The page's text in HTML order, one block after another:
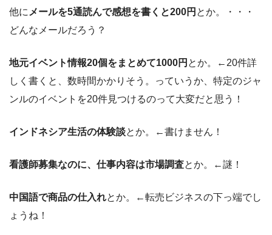
他に メールを5通読んで感想を書くと200円 とか。・・・
どんなメールだろう？
地元イベント情報20個をまとめて1000円 とか。←20件詳
しく書くと、数時間かかりそう。っていうか、特定のジャ
ンルのイベントを20件見つけるのって大変だと思う！
インドネシア生活の体験談とか。←書けません！
看護師募集なのに、仕事内容は市場調査とか。←謎！
中国語で商品の仕入れとか。←転売ビジネスの下っ端でし
ょうね！